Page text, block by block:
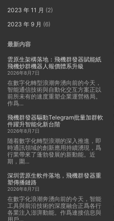
2023 年 11 月 (2)
2023 年 9 月 (6)
最新内容
雲原生架構落地：飛機群發器賦能紙
飛機炒群機器人報價體系升級
2026年8月7日
在數字化轉型浪潮奔湧向前的今天，
智能通信技術與自動化交互方案正以
前所未有的速度重塑企業運營格局。
作爲...
飛機群發器驅動Telegram批量加群軟
件躍升智能化新台階
2026年8月7日
随着數字化轉型浪潮的深入推進，即
時通訊領域的創新應用持續湧現，爲
行業帶來了蓬勃發展的新動能。近
期，圍...
深圳雲原生軟件落地，飛機群發器重
塑傳播鏈路
2026年8月7日
在數字化浪潮奔湧向前的今天，智能
工具與前沿技術的深度融合正爲各行
各業注入澎湃動能。作爲連接信息與
用戶...